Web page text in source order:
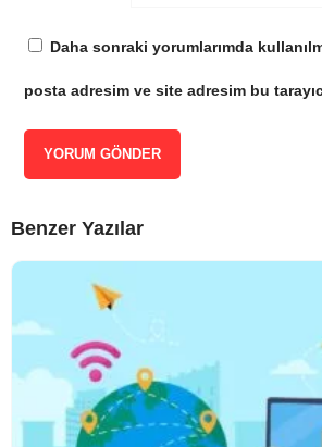
Daha sonraki yorumlarımda
posta adresim ve site adresim bu
Benzer Yazılar